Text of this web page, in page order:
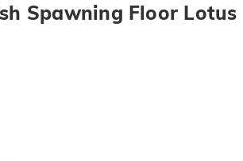
Spawning Floor Lotus